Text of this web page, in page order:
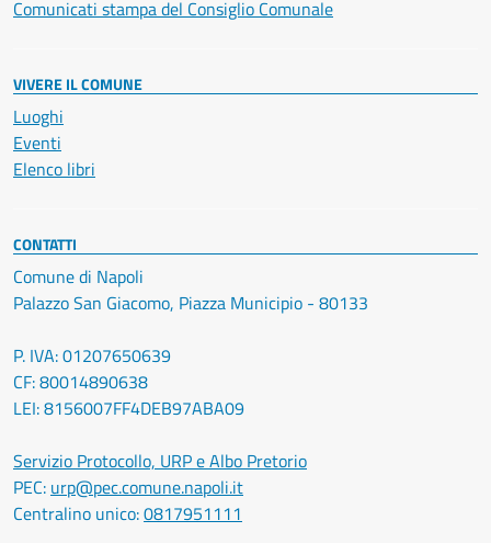
Comunicati stampa del Consiglio Comunale
VIVERE IL COMUNE
Luoghi
Eventi
Elenco libri
CONTATTI
Comune di Napoli
Palazzo San Giacomo, Piazza Municipio - 80133
P. IVA: 01207650639
CF: 80014890638
LEI: 8156007FF4DEB97ABA09
Servizio Protocollo, URP e Albo Pretorio
PEC: urp@pec.comune.napoli.it
Centralino unico:0817951111